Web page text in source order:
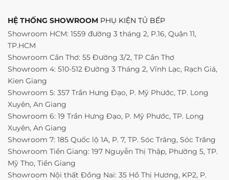
HỆ THỐNG SHOWROOM PHỤ KIỆN TỦ BẾP
Showroom HCM: 1559 đường 3 tháng 2, P.16, Quận 11,
TP.HCM
Showroom Cần Thơ: 55 Đường 3/2, TP Cần Thơ
Showroom 4: 510-512 Đường 3 Tháng 2, Vĩnh Lạc, Rạch Giá,
Kien Giang
Showroom 5: 357 Trần Hưng Đạo, P. Mỹ Phước, TP. Long
Xuyên, An Giang
Showroom 6: 19 Trần Hưng Đạo, P. Mỹ Phước, TP. Long
Xuyên, An Giang
Showroom 7: 185 Quốc lộ 1A, P. 7, TP. Sóc Trăng, Sóc Trăng
Showroom Tiền Giang: 197 Nguyễn Thị Thập, Phường 5, TP.
Mỹ Tho, Tiền Giang
Showroom Nội thất Đồng Nai: 35 Hồ Thị Hương, KP2, P.